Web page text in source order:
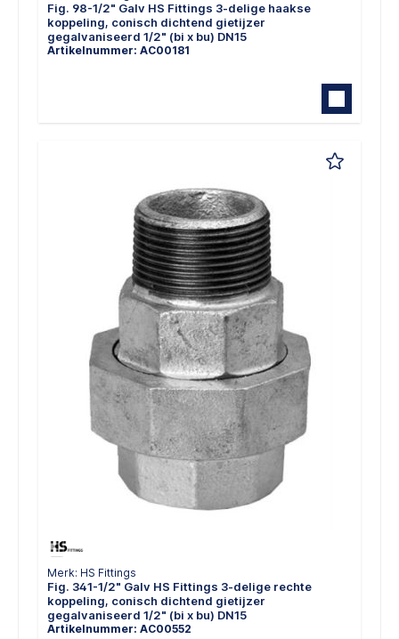
Fig. 98-1/2" Galv HS Fittings 3-delige haakse
koppeling, conisch dichtend gietijzer
gegalvaniseerd 1/2" (bi x bu) DN15
Artikelnummer: AC00181
Merk: HS Fittings
Fig. 341-1/2" Galv HS Fittings 3-delige rechte
koppeling, conisch dichtend gietijzer
gegalvaniseerd 1/2" (bi x bu) DN15
Artikelnummer: AC00552